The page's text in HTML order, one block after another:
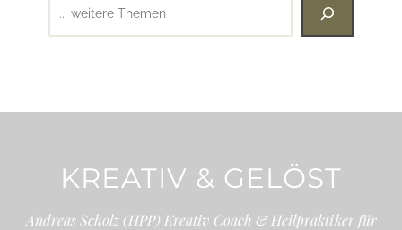
KREATIV & GELÖST
Andreas Scholz (HPP) Kreativ Coach & Heilpraktiker für